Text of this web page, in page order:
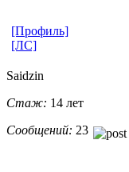
[Профиль]
[ЛС]
Saidzin
Стаж: 14 лет
Сообщений: 23